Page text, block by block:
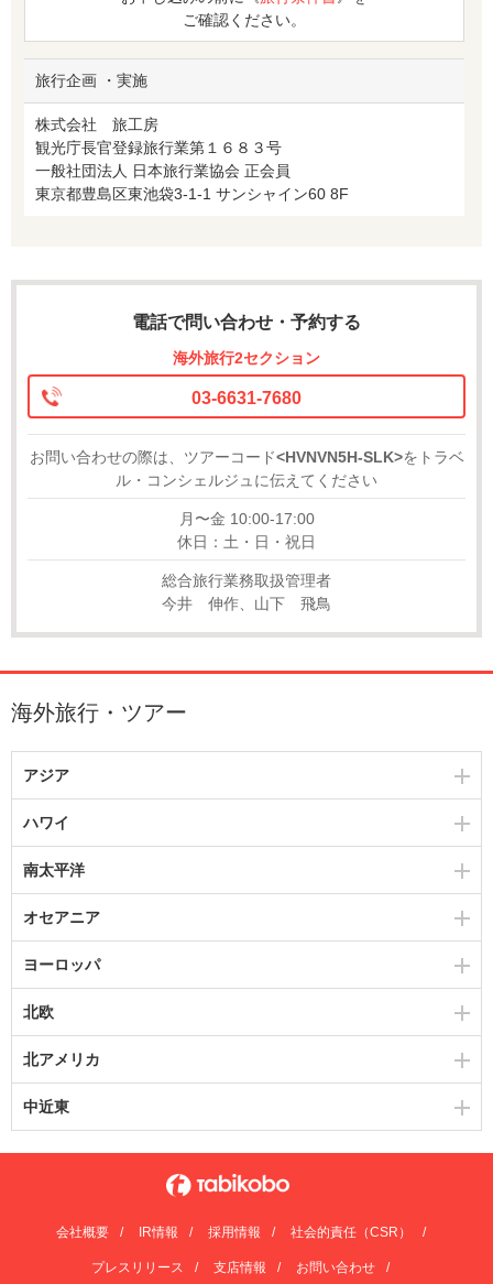
ご確認ください。
旅行企画 ・実施
株式会社 旅工房
観光庁長官登録旅行業第１６８３号
一般社団法人 日本旅行業協会 正会員
東京都豊島区東池袋3-1-1 サンシャイン60 8F
電話で問い合わせ・予約する
海外旅行2セクション
03-6631-7680
お問い合わせの際は、ツアーコード<HVNVN5H-SLK>をトラベ
ル・コンシェルジュに伝えてください
月〜金 10:00-17:00
休日：土・日・祝日
総合旅行業務取扱管理者
今井 伸作、山下 飛鳥
海外旅行・ツアー
アジア
ハワイ
南太平洋
オセアニア
ヨーロッパ
北欧
北アメリカ
中近東
会社概要 IR情報 採用情報 社会的責任（CSR）
プレスリリース 支店情報 お問い合わせ